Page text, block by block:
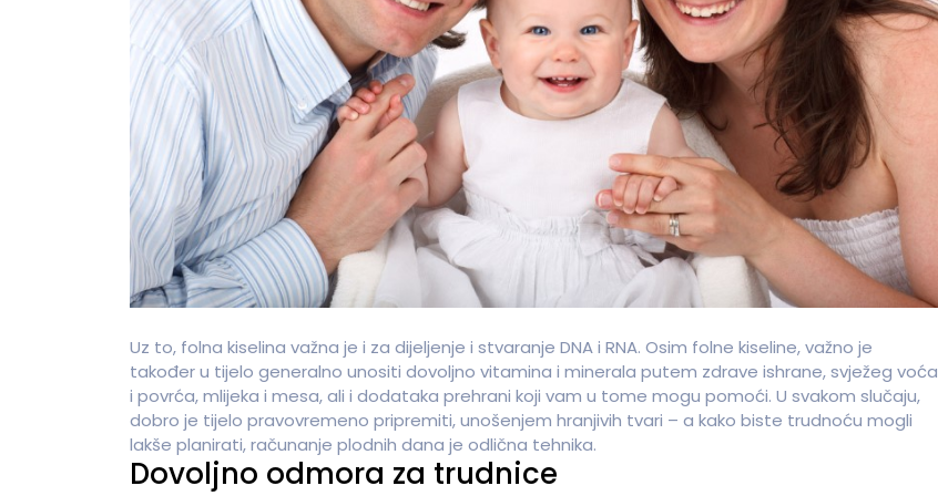
Uz to, folna kiselina važna je i za dijeljenje i stvaranje DNA i RNA. Osim folne kiseline, važno je
također u tijelo generalno unositi dovoljno vitamina i minerala putem zdrave ishrane, svježeg voća
i povrća, mlijeka i mesa, ali i dodataka prehrani koji vam u tome mogu pomoći. U svakom slučaju,
dobro je tijelo pravovremeno pripremiti, unošenjem hranjivih tvari – a kako biste trudnoću mogli
lakše planirati, računanje plodnih dana je odlična tehnika.
Dovoljno odmora za trudnice